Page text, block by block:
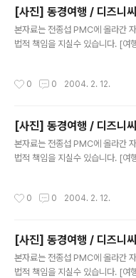
[사진] 동경여행 / 디즈니
본자료는 전종섭 PMC에 올라간
법적 책임을 지실수 있습니다. [
0 0 2004. 2. 12.
[사진] 동경여행 / 디즈니
본자료는 전종섭 PMC에 올라간
법적 책임을 지실수 있습니다. [
고 해서 찍은 사진~내심 연락처를
0 0 2004. 2. 12.
[사진] 동경여행 / 디즈니
본자료는 전종섭 PMC에 올라간
법적 책임을 지실수 있습니다. [